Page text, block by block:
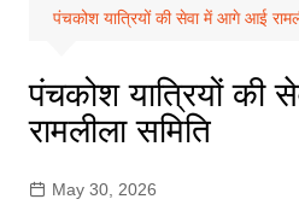
पंचकोश यात्रियों की सेवा में आगे आई
पंचकोश यात्रियों
रामलीला समिति
May 30, 2026